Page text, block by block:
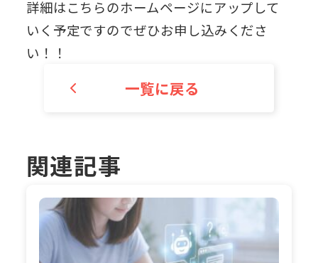
詳細はこちらのホームページにアップして
いく予定ですのでぜひお申し込みくださ
い！！
一覧に戻る
関連記事